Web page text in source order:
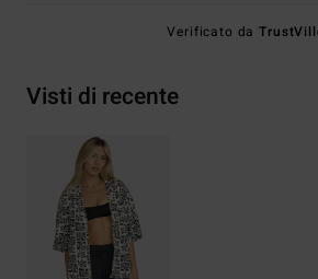
Verificato da
Visti di recente